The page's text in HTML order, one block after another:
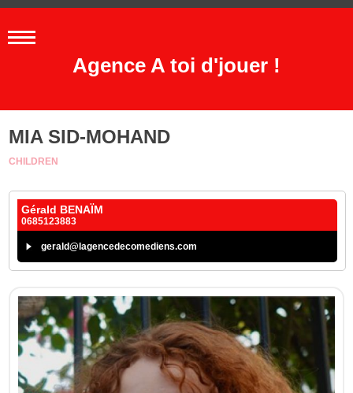
Agence A toi d'jouer !
MIA SID-MOHAND
CHILDREN
Gérald BENAÏM
0685123883
gerald@lagencedecomediens.com